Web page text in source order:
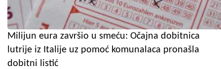
Milijun eura završio u smeću: Očajna dobitnica
lutrije iz Italije uz pomoć komunalaca pronašla
dobitni listić